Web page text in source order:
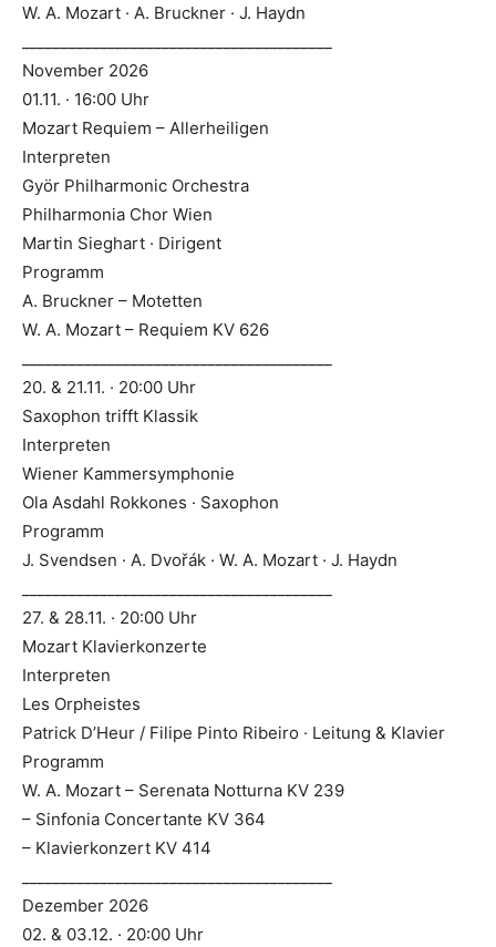
W. A. Mozart · A. Bruckner · J. Haydn
November 2026
01.11. · 16:00 Uhr
Mozart Requiem – Allerheiligen
Interpreten
Györ Philharmonic Orchestra
Philharmonia Chor Wien
Martin Sieghart · Dirigent
Programm
A. Bruckner – Motetten
W. A. Mozart – Requiem KV 626
20. & 21.11. · 20:00 Uhr
Saxophon trifft Klassik
Interpreten
Wiener Kammersymphonie
Ola Asdahl Rokkones · Saxophon
Programm
J. Svendsen · A. Dvořák · W. A. Mozart · J. Haydn
27. & 28.11. · 20:00 Uhr
Mozart Klavierkonzerte
Interpreten
Les Orpheistes
Patrick D’Heur / Filipe Pinto Ribeiro · Leitung & Klavier
Programm
W. A. Mozart – Serenata Notturna KV 239
– Sinfonia Concertante KV 364
– Klavierkonzert KV 414
Dezember 2026
02. & 03.12. · 20:00 Uhr